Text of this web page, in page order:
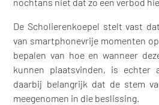
nochtans niet dat zo een verbod
De Scholierenkoepel stelt vast
van smartphonevrije momenten
bepalen van hoe en wanneer
kunnen plaatsvinden, is echter
daarbij belangrijk dat de stem
meegenomen in die beslissing.